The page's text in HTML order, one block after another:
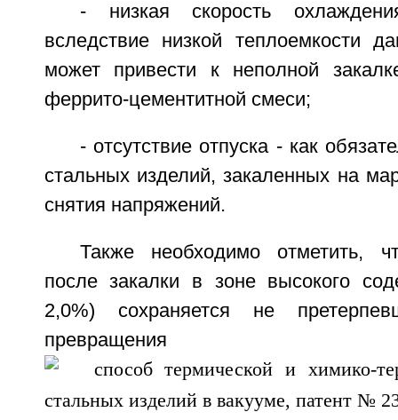
- низкая скорость
вследствие низкой теплоемкости
может привести к неполной
феррито-цементитной смеси;
- отсутствие отпуска - как
стальных изделий, закаленных на
снятия напряжений.
Также необходимо отметить,
после закалки в зоне высокого
2,0%) сохраняется не
превращения